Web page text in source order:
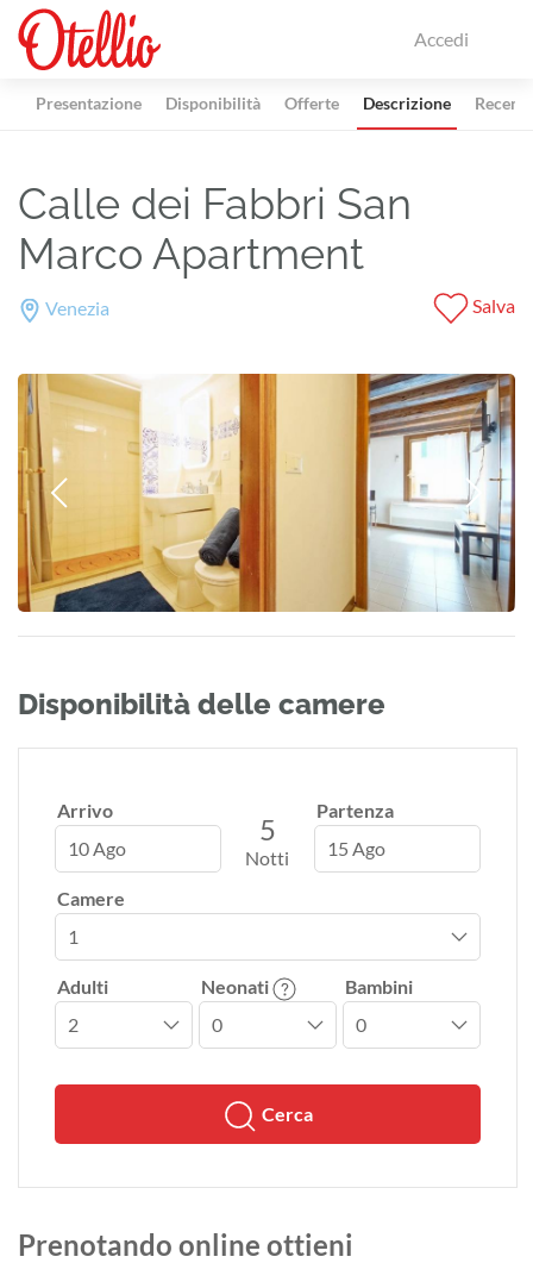
Accedi
Presentazione Disponibilità Offerte Descrizione
Calle dei Fabbri San
Marco Apartment
Venezia Salva
Disponibilità delle camere
Arrivo
10 Ago
5
Notti
Partenza
15 Ago
Camere
Adulti Neonati Bambini
Cerca
Prenotando online ottieni